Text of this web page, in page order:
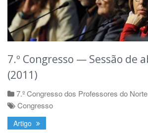
7.º Congresso — Sessão de
(2011)
7.º Congresso dos Professores do Norte
Congresso
Artigo